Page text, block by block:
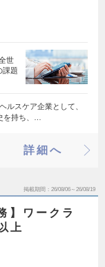
世
課題
ルスケア企業として、
を持ち、…
詳細へ
掲載期間 26/08/06～26/08/19
】ワークラ
上